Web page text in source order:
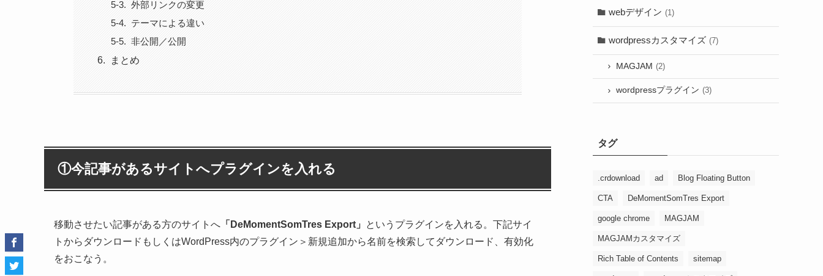
外部リンクの変更
テーマによる違い
非公開／公開
まとめ
①今記事があるサイトへプラグインを入れる
移動させたい記事がある方のサイトへ 「DeMomentSomTres Export」
というプラグインを入れる。下記サイ
トからダウンロードもしくはWordPress内のプラグイン＞新規追加から名前を検索してダウンロード、有効化
をおこなう。
webデザイン (1)
wordpressカスタマイズ (7)
MAGJAM (2)
wordpressプラグイン (3)
タグ
.crdownload ad Blog Floating Button
CTA DeMomentSomTres Export
google chrome MAGJAM
MAGJAMカスタマイズ
Rich Table of Contents sitemap